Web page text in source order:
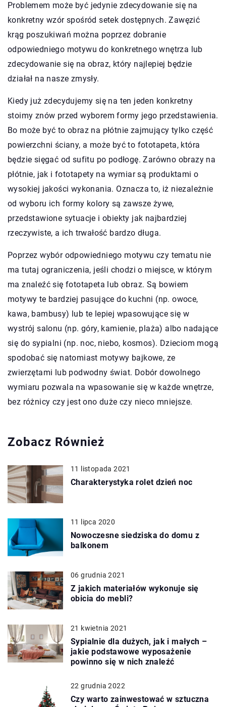
Problemem może być jedynie zdecydowanie się na
konkretny wzór spośród setek dostępnych. Zawęzić
krąg poszukiwań można poprzez dobranie
odpowiedniego motywu do konkretnego wnętrza lub
zdecydowanie się na obraz, który najlepiej będzie
działał na nasze zmysły.
Kiedy już zdecydujemy się na ten jeden konkretny
stoimy znów przed wyborem formy jego przedstawienia.
Bo może być to obraz na płótnie zajmujący tylko część
powierzchni ściany, a może być to fototapeta, która
będzie sięgać od sufitu po podłogę. Zarówno obrazy na
płótnie, jak i fototapety na wymiar są produktami o
wysokiej jakości wykonania. Oznacza to, iż niezależnie
od wyboru ich formy kolory są zawsze żywe,
przedstawione sytuacje i obiekty jak najbardziej
rzeczywiste, a ich trwałość bardzo długa.
Poprzez wybór odpowiedniego motywu czy tematu nie
ma tutaj ograniczenia, jeśli chodzi o miejsce, w którym
ma znaleźć się fototapeta lub obraz. Są bowiem
motywy te bardziej pasujące do kuchni (np. owoce,
kawa, bambusy) lub te lepiej wpasowujące się w
wystrój salonu (np. góry, kamienie, plaża) albo nadające
się do sypialni (np. noc, niebo, kosmos). Dzieciom mogą
spodobać się natomiast motywy bajkowe, ze
zwierzętami lub podwodny świat. Dobór dowolnego
wymiaru pozwala na wpasowanie się w każde wnętrze,
bez różnicy czy jest ono duże czy nieco mniejsze.
Zobacz Również
11 listopada 2021
Charakterystyka rolet dzień noc
11 lipca 2020
Nowoczesne siedziska do domu z
balkonem
06 grudnia 2021
Z jakich materiałów wykonuje się
obicia do mebli?
21 kwietnia 2021
Sypialnie dla dużych, jak i małych –
jakie podstawowe wyposażenie
powinno się w nich znaleźć
22 grudnia 2022
Czy warto zainwestować w sztuczna